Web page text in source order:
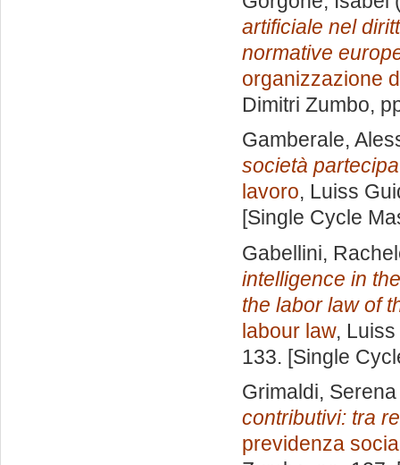
artificiale nel
normative
organizzazione
Dimitri Zumbo,
Gamberale,
società
lavoro, Luiss
[Single Cycle
Gabellini,
intelligence in
the labor law of
labour law,
133. [Single
Grimaldi, Serena
contributivi: tra
previdenza